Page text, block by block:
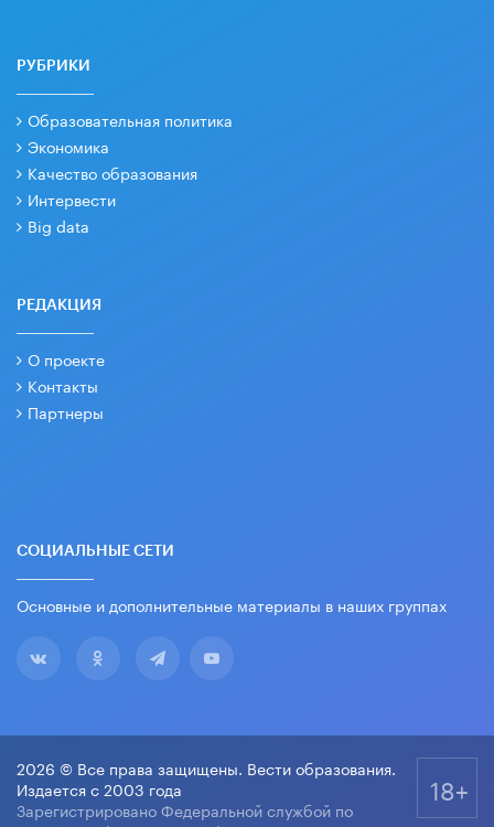
РУБРИКИ
Образовательная политика
Экономика
Качество образования
Интервести
Big data
РЕДАКЦИЯ
О проекте
Контакты
Партнеры
СОЦИАЛЬНЫЕ СЕТИ
Основные и дополнительные материалы в наших группах
2026 © Все права защищены. Вести образования.
Издается с 2003 года
Зарегистрировано Федеральной службой по
18+